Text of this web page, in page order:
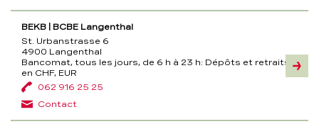
BEKB | BCBE Langenthal
St. Urbanstrasse 6
4900 Langenthal
Bancomat, tous les jours, de 6 h à 23 h: Dépôts et retraits
en CHF, EUR
062 916 25 25
Contact